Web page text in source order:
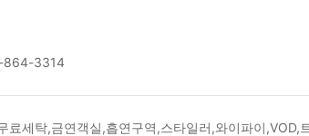
864-3314
료세탁,금연객실,흡연구역,스타일러,와이파이,VOD,